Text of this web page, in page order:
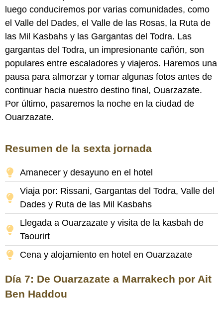
luego conduciremos por varias comunidades, como
el Valle del Dades, el Valle de las Rosas, la Ruta de
las Mil Kasbahs y las Gargantas del Todra. Las
gargantas del Todra, un impresionante cañón, son
populares entre escaladores y viajeros. Haremos una
pausa para almorzar y tomar algunas fotos antes de
continuar hacia nuestro destino final, Ouarzazate.
Por último, pasaremos la noche en la ciudad de
Ouarzazate.
Resumen de la sexta jornada
Amanecer y desayuno en el hotel
Viaja por: Rissani, Gargantas del Todra, Valle del
Dades y Ruta de las Mil Kasbahs
Llegada a Ouarzazate y visita de la kasbah de
Taourirt
Cena y alojamiento en hotel en Ouarzazate
Día 7: De Ouarzazate a Marrakech por Ait
Ben Haddou